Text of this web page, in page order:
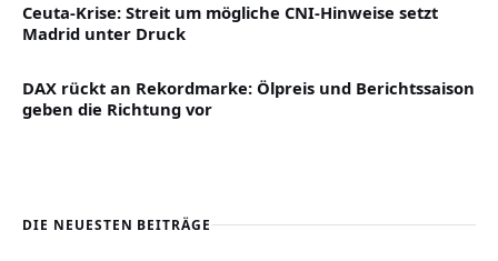
Ceuta-Krise: Streit um mögliche CNI-Hinweise setzt
Madrid unter Druck
DAX rückt an Rekordmarke: Ölpreis und Berichtssaison
geben die Richtung vor
DIE NEUESTEN BEITRÄGE